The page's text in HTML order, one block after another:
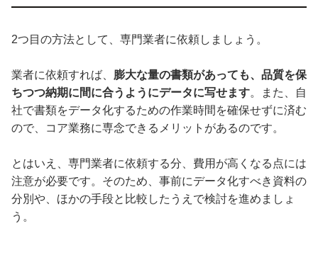
2つ目の方法として、専門業者に依頼しましょう。
業者に依頼すれば、 膨大な量の書類があっても、品質を保
ちつつ納期に間に合うようにデータに写せます。また、自
社で書類をデータ化するための作業時間を確保せずに済む
ので、コア業務に専念できるメリットがあるのです。
とはいえ、専門業者に依頼する分、費用が高くなる点には
注意が必要です。そのため、事前にデータ化すべき資料の
分別や、ほかの手段と比較したうえで検討を進めましょ
う。